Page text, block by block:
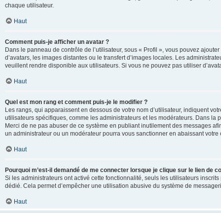
chaque utilisateur.
Haut
Comment puis-je afficher un avatar ?
Dans le panneau de contrôle de l’utilisateur, sous « Profil », vous pouvez
d’avatars, les images distantes ou le transfert d’images locales. Les
veuillent rendre disponible aux utilisateurs. Si vous ne pouvez pas utiliser
Haut
Quel est mon rang et comment puis-je le modifier ?
Les rangs, qui apparaissent en dessous de votre nom d’utilisateur, indiquent
utilisateurs spécifiques, comme les administrateurs et les modérateurs. Dans
Merci de ne pas abuser de ce système en publiant inutilement des messages
un administrateur ou un modérateur pourra vous sanctionner en abaissant votre
Haut
Pourquoi m’est-il demandé de me connecter lorsque je clique sur le lien de
Si les administrateurs ont activé cette fonctionnalité, seuls les utilisateurs
dédié. Cela permet d’empêcher une utilisation abusive du système de
Haut